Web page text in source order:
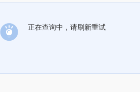
正在查询中，请刷新重试